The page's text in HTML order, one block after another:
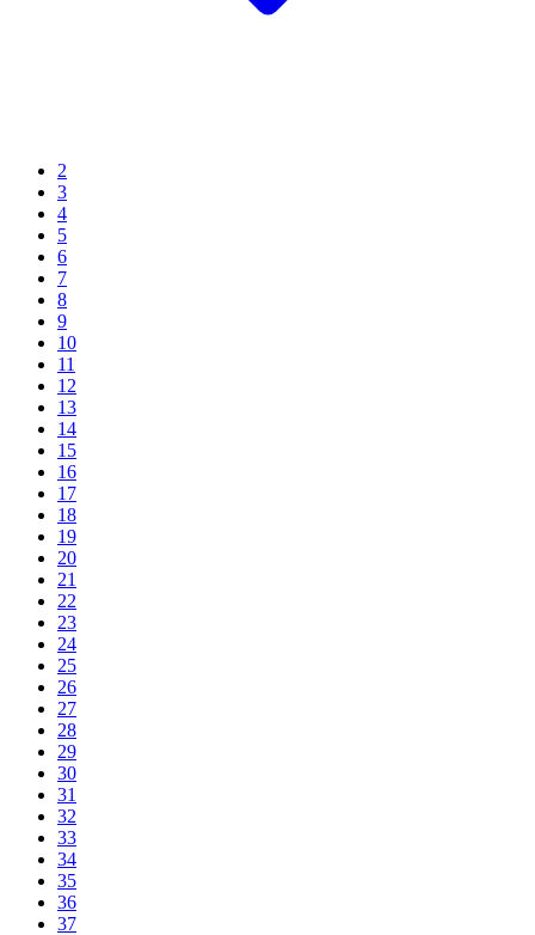
2
3
4
5
6
7
8
9
10
11
12
13
14
15
16
17
18
19
20
21
22
23
24
25
26
27
28
29
30
31
32
33
34
35
36
37